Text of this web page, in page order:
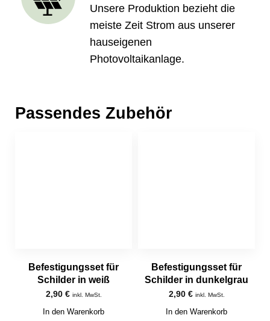
Unsere Produktion bezieht die
meiste Zeit Strom aus unserer
hauseigenen
Photovoltaikanlage.
Passendes Zubehör
Befestigungsset für
Schilder in weiß
2,90 € inkl. MwSt.
In den Warenkorb
Befestigungsset für
Schilder in dunkelgrau
2,90 € inkl. MwSt.
In den Warenkorb